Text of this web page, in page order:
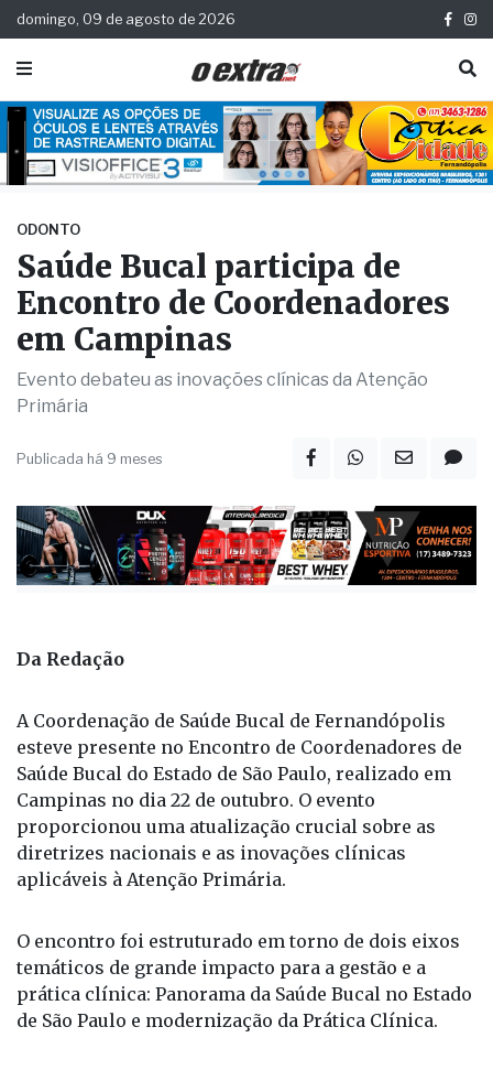
domingo, 09 de agosto de 2026
ODONTO
Saúde Bucal participa de
Encontro de Coordenadores
em Campinas
Evento debateu as inovações clínicas da Atenção
Primária
Publicada há 9 meses
Da Redação
A Coordenação de Saúde Bucal de Fernandópolis
esteve presente no Encontro de Coordenadores de
Saúde Bucal do Estado de São Paulo, realizado em
Campinas no dia 22 de outubro. O evento
proporcionou uma atualização crucial sobre as
diretrizes nacionais e as inovações clínicas
aplicáveis à Atenção Primária.
O encontro foi estruturado em torno de dois eixos
temáticos de grande impacto para a gestão e a
prática clínica: Panorama da Saúde Bucal no Estado
de São Paulo e modernização da Prática Clínica.